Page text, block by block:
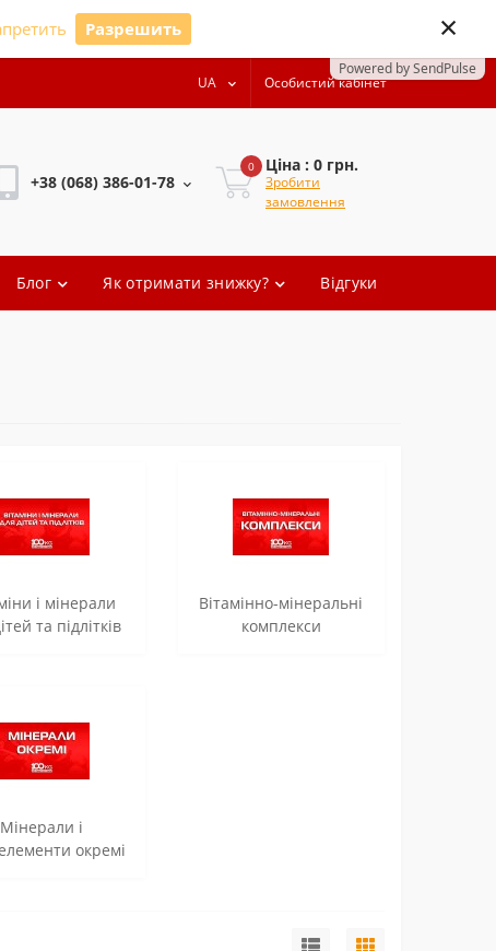
Разрешить
Powered by SendPulse
×
UA Особистий кабінет
+38 (068) 386-01-78
0 Ціна : 0 грн.
Зробити
замовлення
Блог Як отримати знижку? Відгуки
і мінерали
та підлітків
Вітамінно-мінеральні
комплекси
Мінерали і
окремі